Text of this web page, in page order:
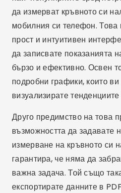
да измерват кръвното си
мобилния си телефон.
прост и интуитивен
да записвате показанията
бързо и ефективно. Освен
подробни графики, които
визуализирате
Друго предимство на това
възможността да задавате
измерване на кръвното си
гарантира, че няма да
важна задача. Той също
експортирате данните в